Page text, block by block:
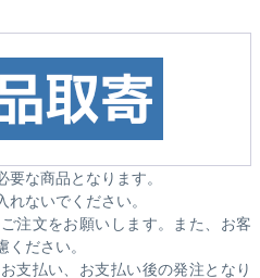
な商品となります。
ないでください。
注文をお願いします。また、お客
ださい。
支払い、お支払い後の発注となり